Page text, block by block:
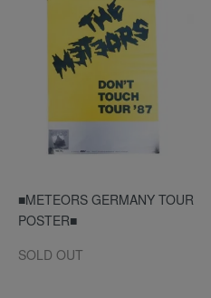
■METEORS GERMANY TOUR
POSTER■
SOLD OUT